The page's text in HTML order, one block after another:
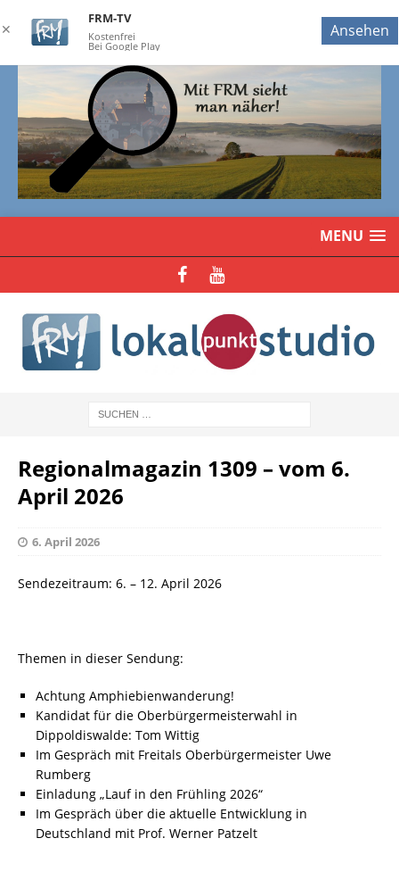
MENU
Regionalmagazin 1309 – vom 6.
April 2026
6. April 2026
Sendezeitraum: 6. – 12. April 2026
Themen in dieser Sendung:
Achtung Amphiebienwanderung!
Kandidat für die Oberbürgermeisterwahl in
Dippoldiswalde: Tom Wittig
Im Gespräch mit Freitals Oberbürgermeister Uwe
Rumberg
Einladung „Lauf in den Frühling 2026“
Im Gespräch über die aktuelle Entwicklung in
Deutschland mit Prof. Werner Patzelt
✕
FRM-TV
Kostenfrei
Bei Google Play
Ansehen